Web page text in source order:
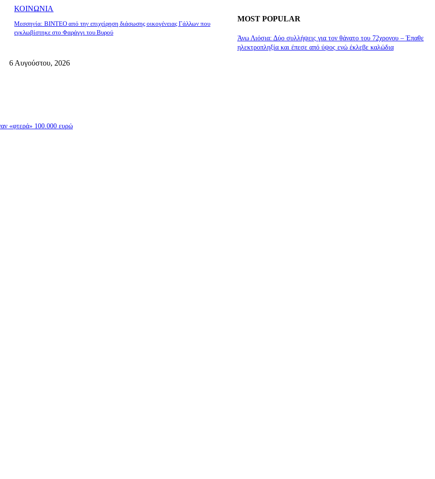
ΚΟΙΝΩΝΙΑ
Μεσσηνία: BINTEO από την επιχείρηση διάσωσης οικογένειας Γάλλων που
εγκλωβίστηκε στο Φαράγγι του Βυρού
MOST POPULAR
Άνω Λιόσια: Δύο συλλήψεις για τον θάνατο του 72χρονου – Έπαθε
ηλεκτροπληξία και έπεσε από ύψος ενώ έκλεβε καλώδια
6 Αυγούστου, 2026
«φτερά» 100.000 ευρώ